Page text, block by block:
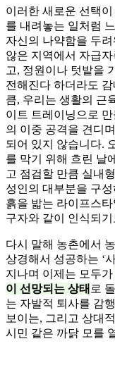
이러한 새로운 선택
를 내려놓는 일처럼
자신의 나약함을 두
않은 지역에서 자급
고, 정원이나 텃밭을
전해진다 하더라도
큼, 우리는 생활의 근
이트 트레이닝으로
의 이중 공격을 견디
되어 있지 않습니다.
를 막기 위해 흐린 날
고 점검할 만큼 실내
성인의 대부분을 구
흙을 밟는 라이프스
구자와 같이 인식되
다시 말해 농촌에서
상경해서 성공하는 ‘
지나며 이제는 모두가
이 선망되는 상태 로
는 자발적 퇴사를 감
보이는, 그리고 상대
시민 같은 까닭 모를